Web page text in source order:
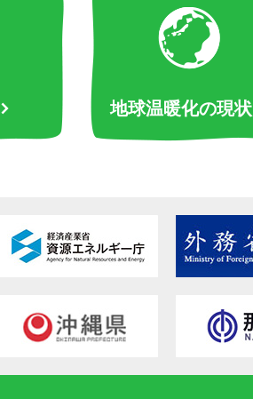
地球温暖化の現状